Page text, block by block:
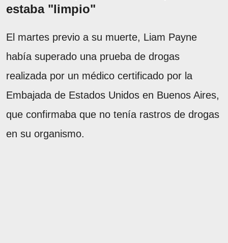
estaba "limpio"
El martes previo a su muerte, Liam Payne
había superado una prueba de drogas
realizada por un médico certificado por la
Embajada de Estados Unidos en Buenos Aires,
que confirmaba que no tenía rastros de drogas
en su organismo.